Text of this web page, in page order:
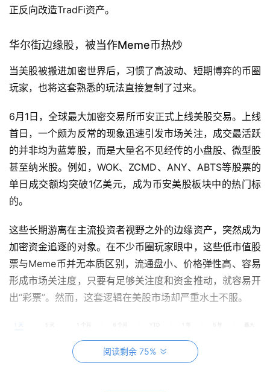
正反向改造TradFi资产。
华尔街边缘股，被当作Meme币热炒
当美股被搬进加密世界后，习惯了高波动、短期博弈的币圈
玩家，也将这套熟悉的玩法直接复制了过来。
6月1日，全球最大加密交易所币安正式上线美股交易。上线
首日，一个颇为反常的现象迅速引发市场关注，成交最活跃
的并非均为蓝筹股，而是大量名不见经传的小盘股、微型股
甚至纳米股。例如，WOK、ZCMD、ANY、ABTS等股票的
单日成交额均突破1亿美元，成为币安美股板块中的热门标
的。
这些长期游离在主流投资者视野之外的边缘资产，突然成为
加密资金追逐的对象。在不少币圈玩家眼中，这些低市值股
票与Meme币并无本质区别，流通盘小、价格弹性高、容易
形成市场关注度，只要有足够关注度和资金推动，就容易开
出“彩票”。然而，这套逻辑在美股市场却严重水土不服。
阅读剩余 75%